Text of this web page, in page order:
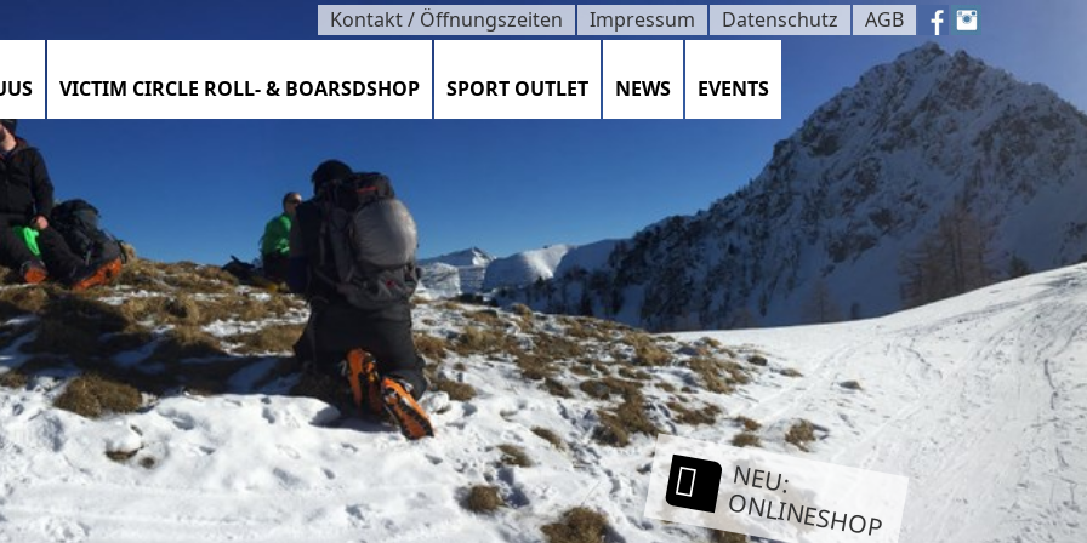
Kontakt / Öffnungszeiten Impressum Datenschutz AGB
VICTIM CIRCLE ROLL- & BOARSDSHOP SPORT OUTLET NEWS EVENTS
NEU:
ONLINESHOP